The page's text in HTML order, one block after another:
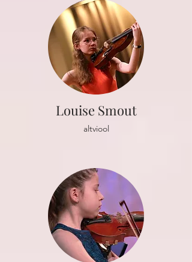
Louise Smout
altviool